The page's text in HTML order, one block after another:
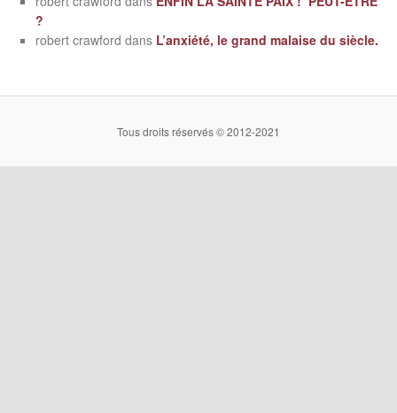
?
robert crawford dans L’anxiété, le grand malaise du siècle.
Tous droits réservés © 2012-2021